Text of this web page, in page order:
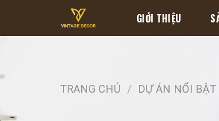
content
GIỚI THIỆU
TRANG CHỦ / DỰ ÁN NỔI BẬT